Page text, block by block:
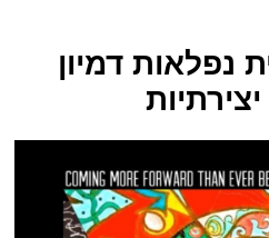
נפלאות דמיון